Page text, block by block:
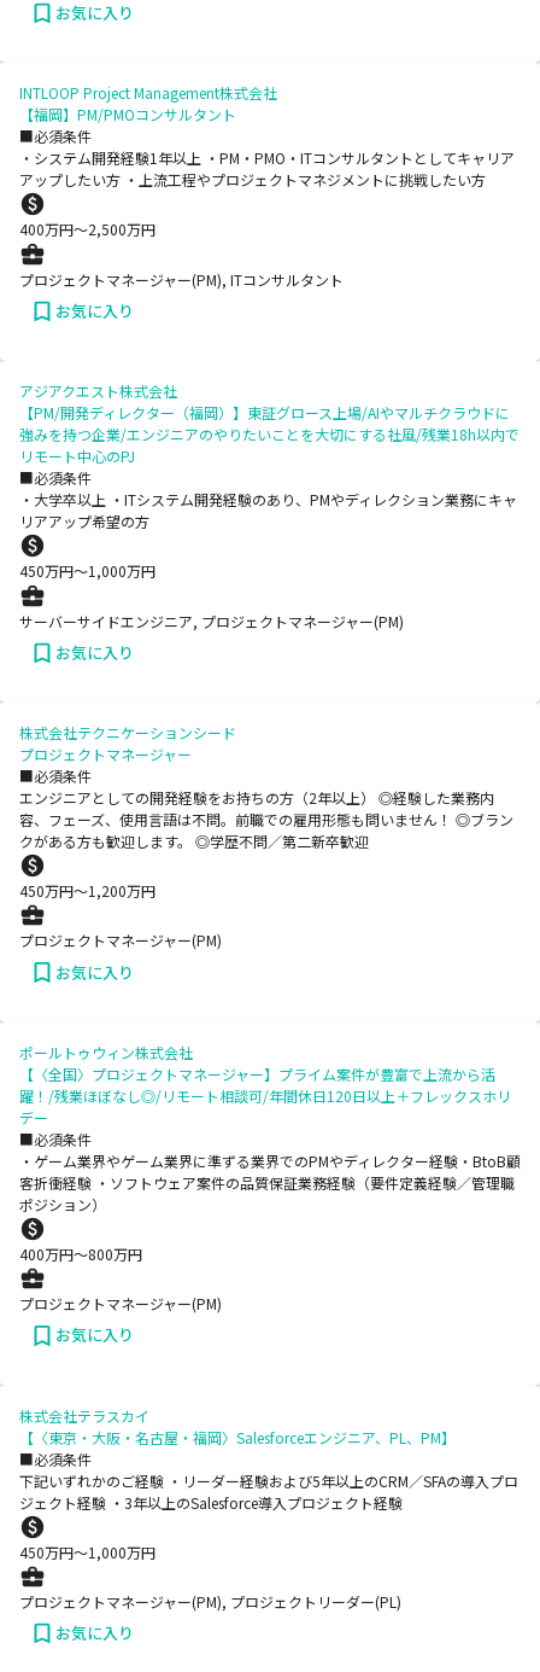
お気に入り
INTLOOP Project Management株式会社
【福岡】PM/PMOコンサルタント
■必須条件
・システム開発経験1年以上 ・PM・PMO・ITコンサルタントとしてキャリア
アップしたい方 ・上流工程やプロジェクトマネジメントに挑戦したい方
400万円〜2,500万円
プロジェクトマネージャー(PM), ITコンサルタント
お気に入り
アジアクエスト株式会社
【PM/開発ディレクター（福岡）】東証グロース上場/AIやマルチクラウドに
強みを持つ企業/エンジニアのやりたいことを大切にする社風/残業18h以内で
リモート中心のPJ
■必須条件
・大学卒以上 ・ITシステム開発経験のあり、PMやディレクション業務にキャ
リアアップ希望の方
450万円〜1,000万円
サーバーサイドエンジニア, プロジェクトマネージャー(PM)
お気に入り
株式会社テクニケーションシード
プロジェクトマネージャー
■必須条件
エンジニアとしての開発経験をお持ちの方（2年以上） ◎経験した業務内
容、フェーズ、使用言語は不問。前職での雇用形態も問いません！ ◎ブラン
クがある方も歓迎します。 ◎学歴不問／第二新卒歓迎
450万円〜1,200万円
プロジェクトマネージャー(PM)
お気に入り
ポールトゥウィン株式会社
【〈全国〉プロジェクトマネージャー】プライム案件が豊富で上流から活
躍！/残業ほぼなし◎/リモート相談可/年間休日120日以上＋フレックスホリ
デー
■必須条件
・ゲーム業界やゲーム業界に準ずる業界でのPMやディレクター経験​ ・BtoB顧
客折衝経験 ・ソフトウェア案件の品質保証業務経験（要件定義経験／管理職
ポジション）​
400万円〜800万円
プロジェクトマネージャー(PM)
お気に入り
株式会社テラスカイ
【〈東京・大阪・名古屋・福岡〉Salesforceエンジニア、PL、PM】
■必須条件
下記いずれかのご経験 ・リーダー経験および5年以上のCRM／SFAの導入プロ
ジェクト経験 ・3年以上のSalesforce導入プロジェクト経験
450万円〜1,000万円
プロジェクトマネージャー(PM), プロジェクトリーダー(PL)
お気に入り